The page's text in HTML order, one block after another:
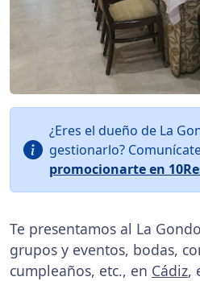
¿Eres el dueño de La
gestionarlo?
promocionarte en
Te presentamos al La
grupos y eventos, bodas,
cumpleaños, etc., en Cádiz,